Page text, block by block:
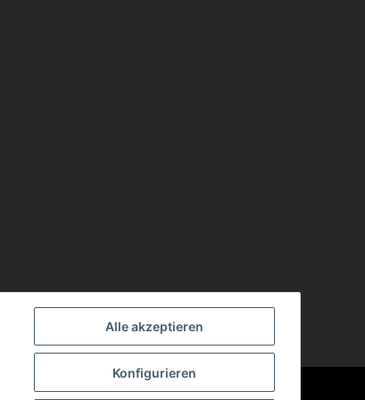
Powered byJTL-Shop
Alle akzeptieren
Konfigurieren